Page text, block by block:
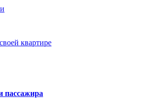
квартире
пассажира